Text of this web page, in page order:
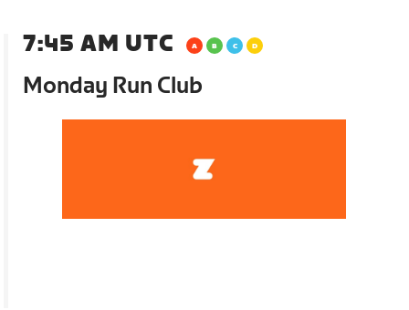
7:45 AM UTC
Monday Run Club